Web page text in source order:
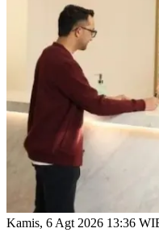
Kamis, 6 Agt 2026 13:36